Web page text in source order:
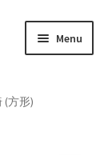
Menu
(方形)